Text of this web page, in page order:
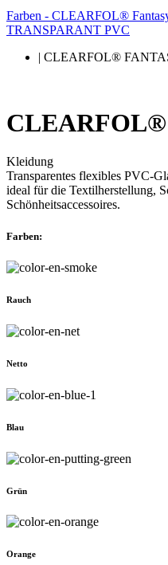
Farben - CLEARFOL®
TRANSPARANT PVC
| CLEARFOL®
Kleidung
Transparentes flexibles PVC-
ideal für die Textilherstellung,
Schönheitsaccessoires.
Farben:
Rauch
Netto
Blau
Grün
Orange